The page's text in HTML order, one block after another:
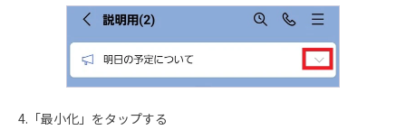
4.「最小化」をタップする